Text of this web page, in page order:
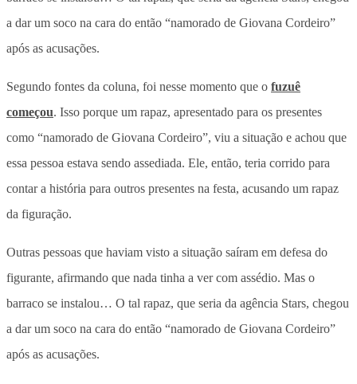
a dar um soco na cara do então “namorado de Giovana Cordeiro”
após as acusações.
Segundo fontes da coluna, foi nesse momento que o fuzuê
começou. Isso porque um rapaz, apresentado para os presentes
como “namorado de Giovana Cordeiro”, viu a situação e achou que
essa pessoa estava sendo assediada. Ele, então, teria corrido para
contar a história para outros presentes na festa, acusando um rapaz
da figuração.
Outras pessoas que haviam visto a situação saíram em defesa do
figurante, afirmando que nada tinha a ver com assédio. Mas o
barraco se instalou… O tal rapaz, que seria da agência Stars, chegou
a dar um soco na cara do então “namorado de Giovana Cordeiro”
após as acusações.